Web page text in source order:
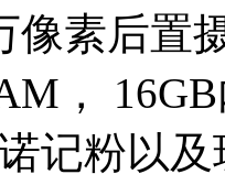
像素后置
，
记粉以